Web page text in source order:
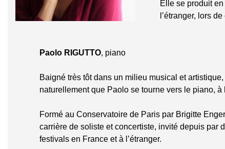
Elle se produit
l’étranger, lors
Paolo RIGUTTO, piano
Baigné très tôt dans un milieu musical et artistique,
naturellement que Paolo se tourne vers le piano, à
Formé au Conservatoire de Paris par Brigitte
carrière de soliste et concertiste, invité depuis par
festivals en France et à l’étranger.